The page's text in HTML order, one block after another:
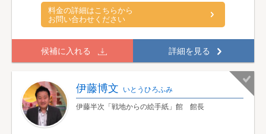
料金の詳細はこちらから
お問い合わせください
候補に入れる 詳細を見る
伊藤博文 いとうひろふみ
伊藤半次「戦地からの絵手紙」館 館長